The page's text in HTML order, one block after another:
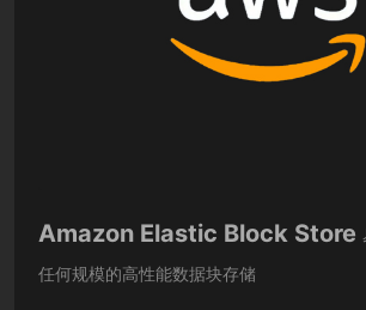
Amazon Elastic Block Store
任何规模的高性能数据块存储